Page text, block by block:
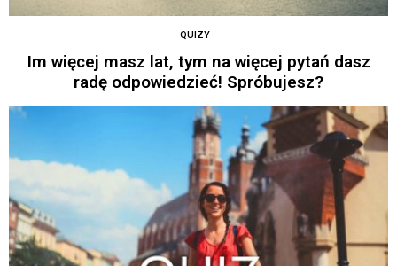
QUIZY
Im więcej masz lat, tym na więcej pytań dasz
radę odpowiedzieć! Spróbujesz?